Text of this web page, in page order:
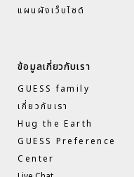
แผนผังเว็บไซด์
ข้อมูลเกี่ยวกับเรา
GUESS family
เกี่ยวกับเรา
Hug the Earth
GUESS Preference
Center